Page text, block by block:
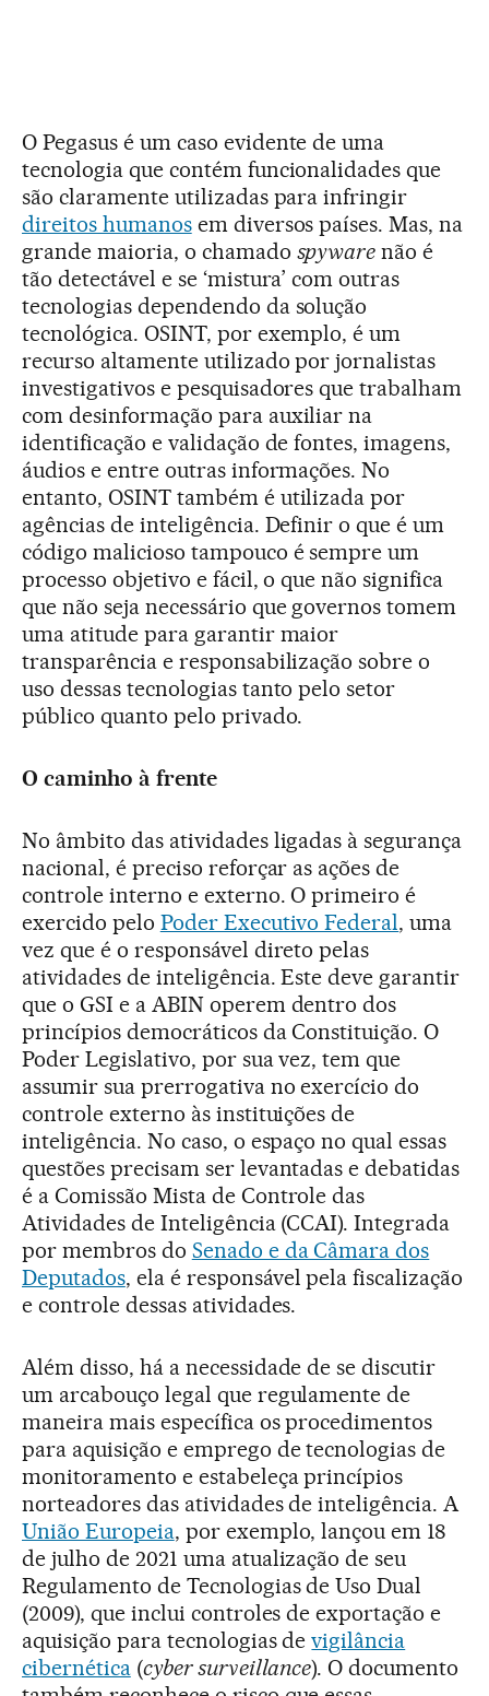
O Pegasus é um caso evidente de uma
tecnologia que contém funcionalidades que
são claramente utilizadas para infringir
direitos humanosem diversos países. Mas, na
grande maioria, o chamado spyware não é
tão detectável e se ‘mistura’ com outras
tecnologias dependendo da solução
tecnológica. OSINT, por exemplo, é um
recurso altamente utilizado por jornalistas
investigativos e pesquisadores que trabalham
com desinformação para auxiliar na
identificação e validação de fontes, imagens,
áudios e entre outras informações. No
entanto, OSINT também é utilizada por
agências de inteligência. Definir o que é um
código malicioso tampouco é sempre um
processo objetivo e fácil, o que não significa
que não seja necessário que governos tomem
uma atitude para garantir maior
transparência e responsabilização sobre o
uso dessas tecnologias tanto pelo setor
público quanto pelo privado.
O caminho à frente
No âmbito das atividades ligadas à segurança
nacional, é preciso reforçar as ações de
controle interno e externo. O primeiro é
exercido pelo Poder Executivo Federal, uma
vez que é o responsável direto pelas
atividades de inteligência. Este deve garantir
que o GSI e a ABIN operem dentro dos
princípios democráticos da Constituição. O
Poder Legislativo, por sua vez, tem que
assumir sua prerrogativa no exercício do
controle externo às instituições de
inteligência. No caso, o espaço no qual essas
questões precisam ser levantadas e debatidas
é a Comissão Mista de Controle das
Atividades de Inteligência (CCAI). Integrada
por membros do Senado e da Câmara dos
Deputados, ela é responsável pela fiscalização
e controle dessas atividades.
Além disso, há a necessidade de se discutir
um arcabouço legal que regulamente de
maneira mais específica os procedimentos
para aquisição e emprego de tecnologias de
monitoramento e estabeleça princípios
norteadores das atividades de inteligência. A
União Europeia, por exemplo, lançou em 18
de julho de 2021 uma atualização de seu
Regulamento de Tecnologias de Uso Dual
(2009), que inclui controles de exportação e
aquisição para tecnologias devigilância
cibernética(cyber surveillance). O documento